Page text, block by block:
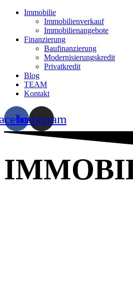
Immobilie
Immobilienverkauf
Immobilienangebote
Finanzierung
Baufinanzierung
Modernisierungskredit
Privatkredit
Blog
TEAM
Kontakt
Instagram